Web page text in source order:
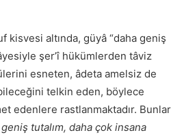
kisvesi altında, güyâ “daha geniş
şerʼî hükümlerden tâviz
esneten, âdeta amelsiz de
telkin eden, böylece
edenlere rastlanmaktadır. Bunlar
geniş tutalım, daha çok insana